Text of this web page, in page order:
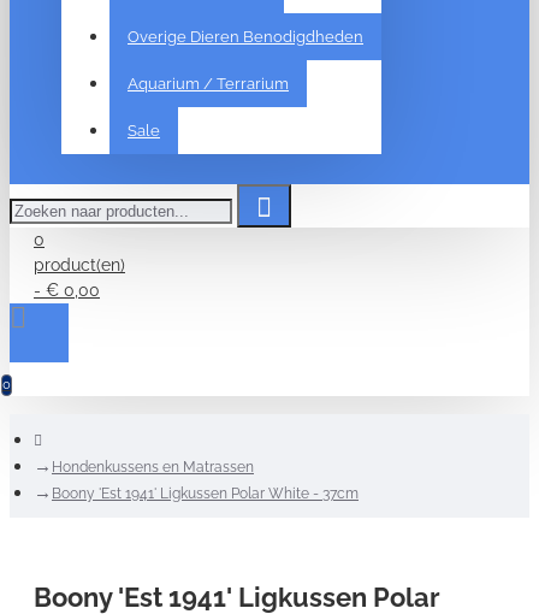
Overige Dieren Benodigdheden
Aquarium / Terrarium
Sale
naar
producten...
0
product(en)
- € 0,00
0
Hondenkussens en Matrassen
Boony 'Est 1941' Ligkussen Polar White - 37cm
Boony 'Est 1941' Ligkussen Polar